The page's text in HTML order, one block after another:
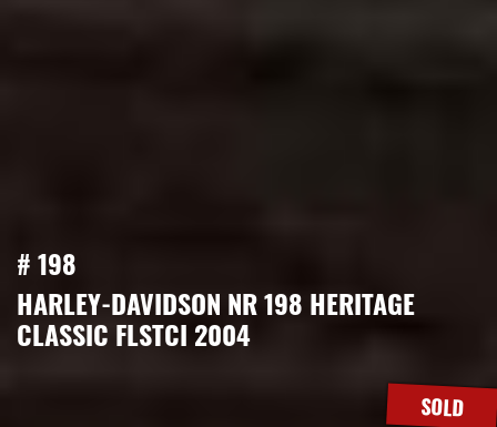
# 198
HARLEY-DAVIDSON NR 198 HERITAGE
CLASSIC FLSTCI 2004
SOLD